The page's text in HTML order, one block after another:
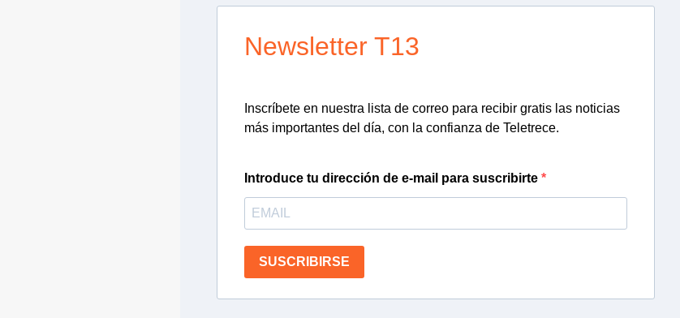
Newsletter T13
Inscríbete en nuestra lista de correo para recibir gratis las noticias
más importantes del día, con la confianza de Teletrece.
Introduce tu dirección de e-mail para suscribirte
SUSCRIBIRSE